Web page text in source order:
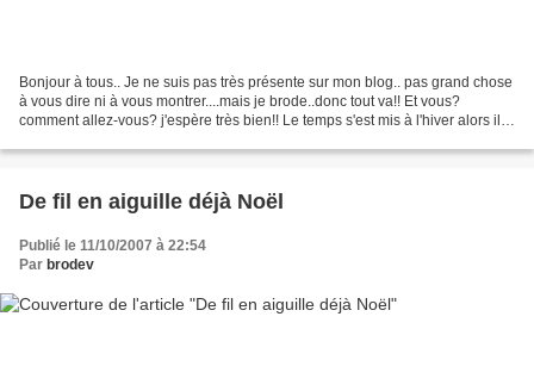
Bonjour à tous.. Je ne suis pas très présente sur mon blog.. pas grand chose
à vous dire ni à vous montrer....mais je brode..donc tout va!! Et vous?
comment allez-vous? j'espère très bien!! Le temps s'est mis à l'hiver alors il
De fil en aiguille déjà Noël
Publié le 11/10/2007 à 22:54
Par brodev